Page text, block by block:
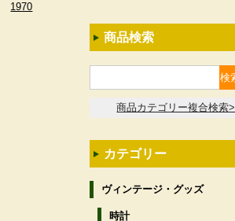
1970
商品検索
商品カテゴリー複合検索>
カテゴリー
ヴィンテージ・グッズ
時計